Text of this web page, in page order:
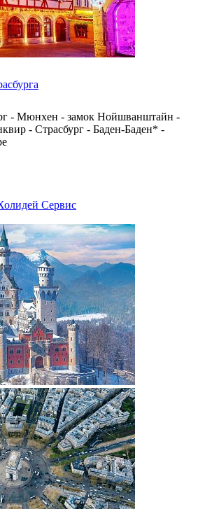
- Мюнхен - замок Нойшванштайн -
- Страсбург - Баден-Баден* -
Сервис